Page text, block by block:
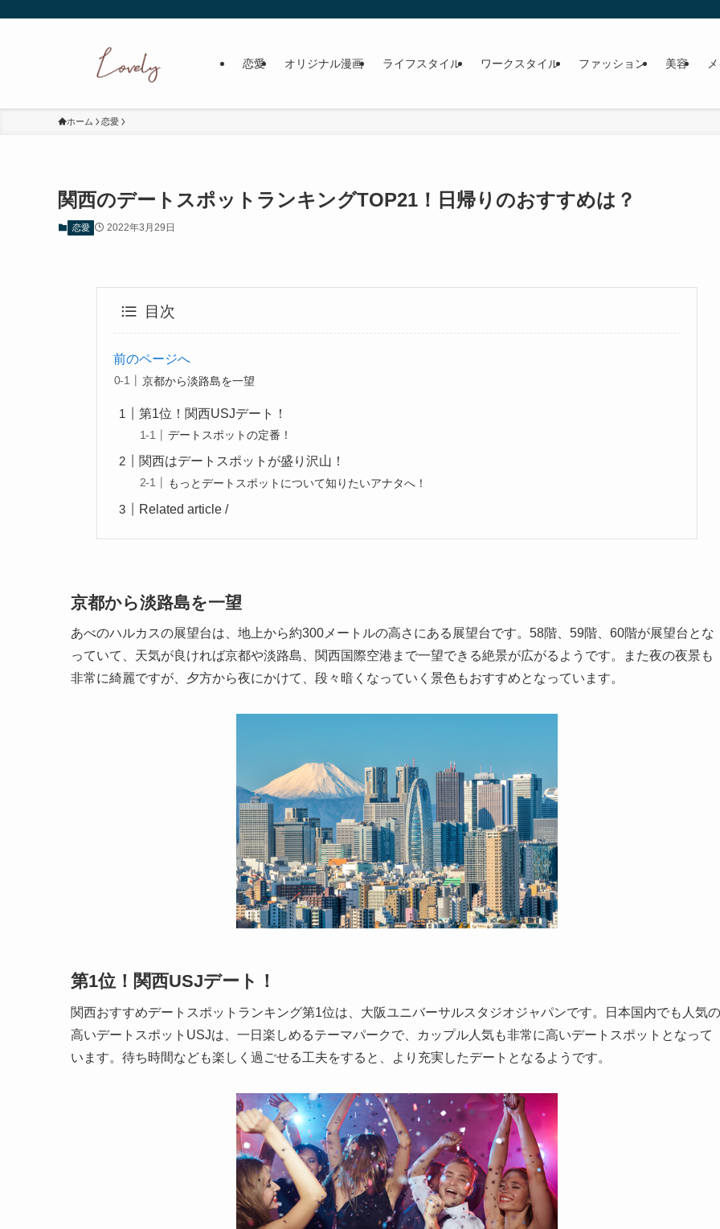
恋愛 オリジナル漫画 ライフスタイル ワークスタイル ファッション 美容
ホーム 恋愛
関西のデートスポットランキングTOP21！日帰りのおすすめは？
恋愛 2022年3月29日
目次
前のページへ
京都から淡路島を一望
第1位！関西USJデート！
デートスポットの定番！
関西はデートスポットが盛り沢山！
もっとデートスポットについて知りたいアナタへ！
Related article /
京都から淡路島を一望
あべのハルカスの展望台は、地上から約300メートルの高さにある展望台です。58階、59階、60階が展望台とな
っていて、天気が良ければ京都や淡路島、関西国際空港まで一望できる絶景が広がるようです。また夜の夜景も
非常に綺麗ですが、夕方から夜にかけて、段々暗くなっていく景色もおすすめとなっています。
第1位！関西USJデート！
関西おすすめデートスポットランキング第1位は、大阪ユニバーサルスタジオジャパンです。日本国内でも人気の
高いデートスポットUSJは、一日楽しめるテーマパークで、カップル人気も非常に高いデートスポットとなって
います。待ち時間なども楽しく過ごせる工夫をすると、より充実したデートとなるようです。